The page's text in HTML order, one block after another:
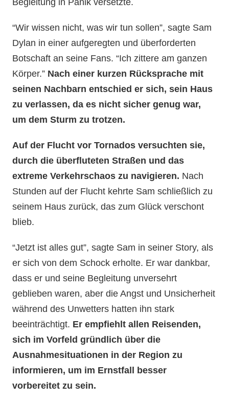
Begleitung in Panik versetzte.
“Wir wissen nicht, was wir tun sollen”, sagte Sam
Dylan in einer aufgeregten und überforderten
Botschaft an seine Fans. “Ich zittere am ganzen
Körper.” Nach einer kurzen Rücksprache mit
seinen Nachbarn entschied er sich, sein Haus
zu verlassen, da es nicht sicher genug war,
um dem Sturm zu trotzen.
Auf der Flucht vor Tornados versuchten sie,
durch die überfluteten Straßen und das
extreme Verkehrschaos zu navigieren. Nach
Stunden auf der Flucht kehrte Sam schließlich zu
seinem Haus zurück, das zum Glück verschont
blieb.
“Jetzt ist alles gut”, sagte Sam in seiner Story, als
er sich von dem Schock erholte. Er war dankbar,
dass er und seine Begleitung unversehrt
geblieben waren, aber die Angst und Unsicherheit
während des Unwetters hatten ihn stark
beeinträchtigt. Er empfiehlt allen Reisenden,
sich im Vorfeld gründlich über die
Ausnahmesituationen in der Region zu
informieren, um im Ernstfall besser
vorbereitet zu sein.